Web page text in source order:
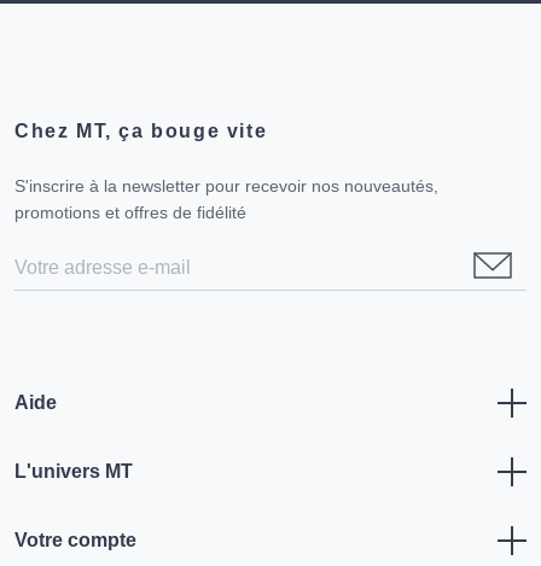
Chez MT, ça bouge vite
S'inscrire à la newsletter pour recevoir nos nouveautés,
promotions et offres de fidélité
Aide
L'univers MT
Votre compte